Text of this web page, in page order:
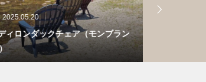
2025.05.20
ィロンダックチェア（モンブラン